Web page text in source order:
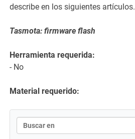
describe en los siguientes artículos.
Tasmota: firmware flash
Herramienta requerida:
- No
Material requerido: